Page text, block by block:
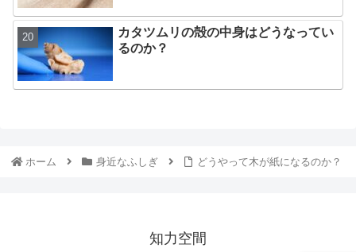
カタツムリの殻の中身はどうなってい
るのか？
ホーム 身近なふしぎ どうやって木が紙になるのか？
知力空間